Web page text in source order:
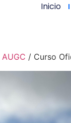
Inicio
AUGC / Curso